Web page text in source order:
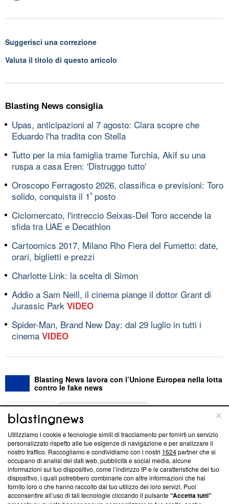
Suggerisci una correzione
Valuta il titolo di questo articolo
Blasting News consiglia
Upas, anticipazioni al 7 agosto: Clara scopre che
Eduardo l'ha tradita con Stella
Tutto per la mia famiglia trame Turchia, Akif su una
ruspa a casa Eren: 'Distruggo tutto'
Oroscopo Ferragosto 2026, classifica e previsioni: Toro
solido, conquista il 1ﾟposto
Ciclomercato, l'intreccio Seixas-Del Toro accende la
sfida tra UAE e Decathlon
Cartoomics 2017, Milano Rho Fiera del Fumetto: date,
orari, biglietti e prezzi
Charlotte Link: la scelta di Simon
Addio a Sam Neill, il cinema piange il dottor Grant di
Jurassic Park VIDEO
Spider-Man, Brand New Day: dal 29 luglio in tutti i
cinema VIDEO
Blasting News lavora con l’Unione Europea nella lotta
contro le fake news
ABOUT
Questa sezione offre informazioni trasparenti su Blasting
News, sui nostri processi editoriali e su come ci impegniamo a
creare news di qualità. Inoltre, afferma la nostra aderenza a
‘Trust Project - News with Integrity’Blasting News non è
ancora membro del programma, ma ha richiesto di farne
parte; Trust Project non ha ancora effettuato una verifica di
Utilizziamo i cookie e tecnologie simili di tracciamento per fornirti un servizio
personalizzato rispetto alle tue esigenze di navigazione e per analizzare il
nostro traffico. Raccogliamo e condividiamo con i nostri 1624partner che si
occupano di analisi dei dati web, pubblicità e social media, alcune
informazioni sul tuo dispositivo, come l’indirizzo IP e le caratteristiche del tuo
dispositivo, i quali potrebbero combinarle con altre informazioni che hai
fornito loro o che hanno raccolto dal tuo utilizzo dei loro servizi. Puoi
acconsentire all’uso di tali tecnologie cliccando il pulsante“Accetta tutti”